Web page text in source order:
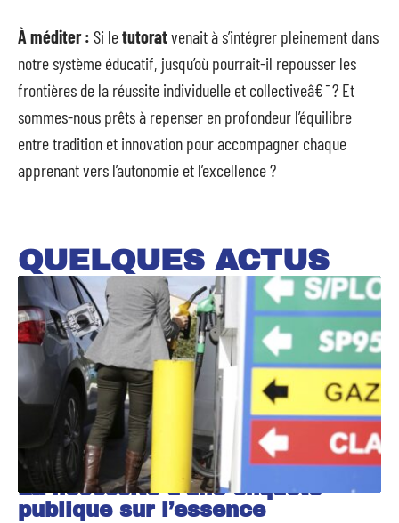
À méditer : Si letutoratvenait à s’intégrer pleinement dans
notre système éducatif, jusqu’où pourrait-il repousser les
frontières de la réussite individuelle et collectiveâ€¯? Et
sommes-nous prêts à repenser en profondeur l’équilibre
entre tradition et innovation pour accompagner chaque
apprenant vers l’autonomie et l’excellence ?
QUELQUES ACTUS
La nécessité d’une enquête
publique sur l’essence